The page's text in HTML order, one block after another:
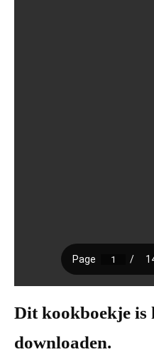
Dit kookboekje is
downloaden.